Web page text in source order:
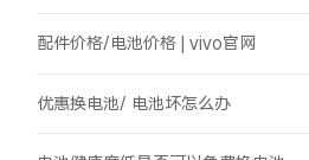
配件价格/电池价格 | vivo官网
优惠换电池/ 电池坏怎么办